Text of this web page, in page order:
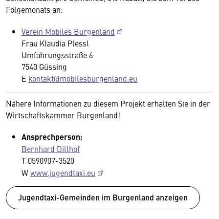
Folgemonats an:
Verein Mobiles Burgenland
Frau Klaudia Plessl
Umfahrungsstraße 6
7540 Güssing
E kontakt@mobilesburgenland.eu
Nähere Informationen zu diesem Projekt erhalten Sie in der
Wirtschaftskammer Burgenland!
Ansprechperson:
Bernhard Dillhof
T 0590907-3520
Wwww.jugendtaxi.eu
Jugendtaxi-Gemeinden im Burgenland anzeigen